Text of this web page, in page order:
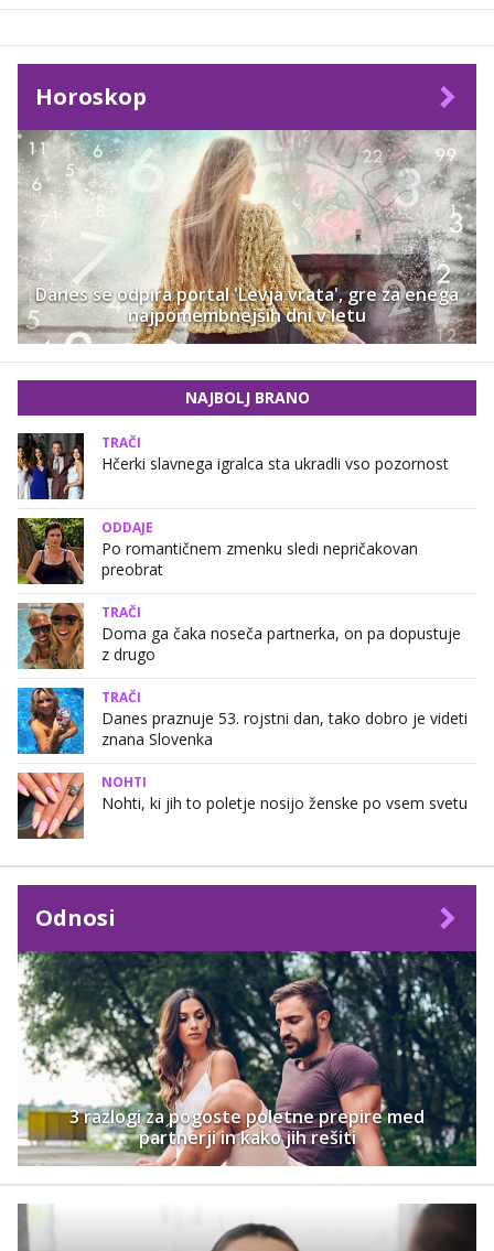
Horoskop
Danes se odpira portal 'Levja vrata', gre za enega
najpomembnejših dni v letu
NAJBOLJ BRANO
TRAČI
Hčerki slavnega igralca sta ukradli vso pozornost
ODDAJE
Po romantičnem zmenku sledi nepričakovan
preobrat
TRAČI
Doma ga čaka noseča partnerka, on pa dopustuje
z drugo
TRAČI
Danes praznuje 53. rojstni dan, tako dobro je videti
znana Slovenka
NOHTI
Nohti, ki jih to poletje nosijo ženske po vsem svetu
Odnosi
3 razlogi za pogoste poletne prepire med
partnerji in kako jih rešiti